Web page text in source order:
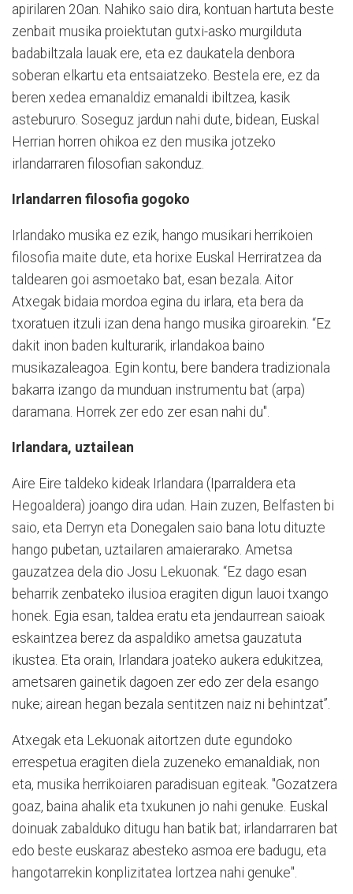
apirilaren 20an. Nahiko saio dira, kontuan hartuta beste
zenbait musika proiektutan gutxi-asko murgilduta
badabiltzala lauak ere, eta ez daukatela denbora
soberan elkartu eta entsaiatzeko. Bestela ere, ez da
beren xedea emanaldiz emanaldi ibiltzea, kasik
astebururo. Soseguz jardun nahi dute, bidean, Euskal
Herrian horren ohikoa ez den musika jotzeko
irlandarraren filosofian sakonduz.
Irlandarren filosofia gogoko
Irlandako musika ez ezik, hango musikari herrikoien
filosofia maite dute, eta horixe Euskal Herriratzea da
taldearen goi asmoetako bat, esan bezala. Aitor
Atxegak bidaia mordoa egina du irlara, eta bera da
txoratuen itzuli izan dena hango musika giroarekin. “Ez
dakit inon baden kulturarik, irlandakoa baino
musikazaleagoa. Egin kontu, bere bandera tradizionala
bakarra izango da munduan instrumentu bat (arpa)
daramana. Horrek zer edo zer esan nahi du".
Irlandara, uztailean
Aire Eire taldeko kideak Irlandara (Iparraldera eta
Hegoaldera) joango dira udan. Hain zuzen, Belfasten bi
saio, eta Derryn eta Donegalen saio bana lotu dituzte
hango pubetan, uztailaren amaierarako. Ametsa
gauzatzea dela dio Josu Lekuonak. “Ez dago esan
beharrik zenbateko ilusioa eragiten digun lauoi txango
honek. Egia esan, taldea eratu eta jendaurrean saioak
eskaintzea berez da aspaldiko ametsa gauzatuta
ikustea. Eta orain, Irlandara joateko aukera edukitzea,
ametsaren gainetik dagoen zer edo zer dela esango
nuke; airean hegan bezala sentitzen naiz ni behintzat”.
Atxegak eta Lekuonak aitortzen dute egundoko
errespetua eragiten diela zuzeneko emanaldiak, non
eta, musika herrikoiaren paradisuan egiteak. "Gozatzera
goaz, baina ahalik eta txukunen jo nahi genuke. Euskal
doinuak zabalduko ditugu han batik bat; irlandarraren bat
edo beste euskaraz abesteko asmoa ere badugu, eta
hangotarrekin konplizitatea lortzea nahi genuke".